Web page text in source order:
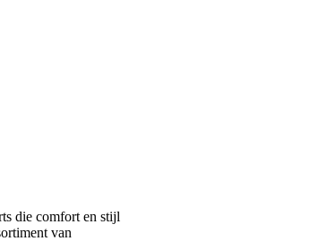
die comfort en stijl
van